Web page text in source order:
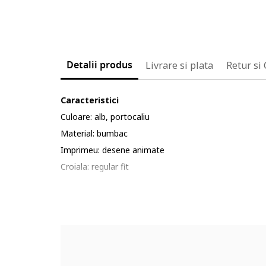
Detalii produs Livrare si plata Retur si
Caracteristici
Culoare: alb, portocaliu
Material: bumbac
Imprimeu: desene animate
Croiala: regular fit